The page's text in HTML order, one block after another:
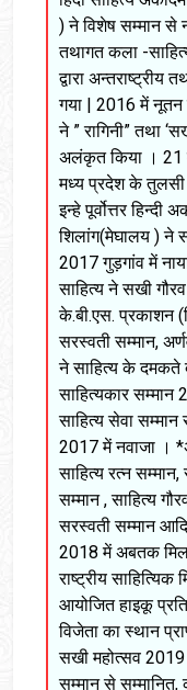
) ने विशेष सम्मान से
तथागत कला -
द्वारा
गया | 2016 में नूतन
ने ” रागिनी” तथा
अलंकृत किया । 21
मध्य प्रदेश के तुलसी
इन्हे पूर्वोत्तर हिन्दी
शिलांग(मेघालय ) ने
2017 गुड़गांव में
साहित्य ने सखी
के.बी.एस. प्रकाशन
सरस्वती सम्मान,
ने साहित्य के दमकते
साहित्यकार सम्मान
साहित्य सेवा सम्मान
2017 में नवाजा ।
साहित्य रत्न सम्मान,
सम्मान , साहित्य
सरस्वती सम्मान
2018 में अबतक
राष्ट्रीय साहित्यिक
आयोजित हाइकू
विजेता का स्थान
सखी महोत्सव 2019
सम्मान से